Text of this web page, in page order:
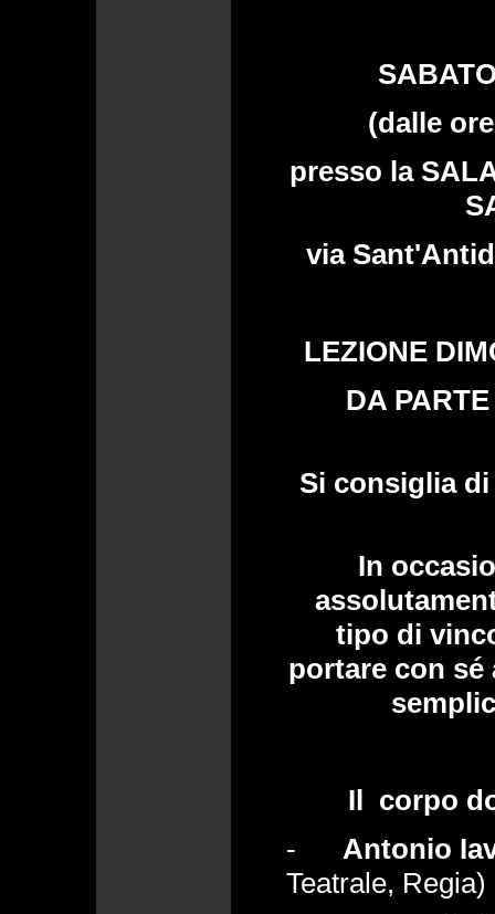
(dalle
presso la
via
LEZIONE
DA
Si consiglia
In
tipo di
portare con sé
Il corpo
- Antonio
Teatrale, Regia)